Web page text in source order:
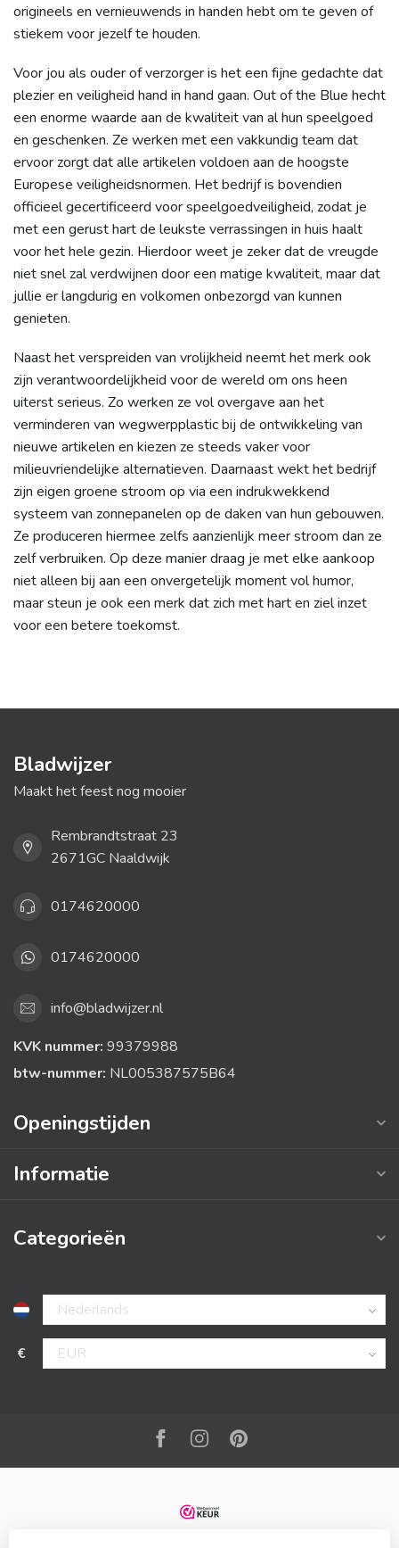
origineels en vernieuwends in handen hebt om te geven of
stiekem voor jezelf te houden.
Voor jou als ouder of verzorger is het een fijne gedachte dat
plezier en veiligheid hand in hand gaan. Out of the Blue hecht
een enorme waarde aan de kwaliteit van al hun speelgoed
en geschenken. Ze werken met een vakkundig team dat
ervoor zorgt dat alle artikelen voldoen aan de hoogste
Europese veiligheidsnormen. Het bedrijf is bovendien
officieel gecertificeerd voor speelgoedveiligheid, zodat je
met een gerust hart de leukste verrassingen in huis haalt
voor het hele gezin. Hierdoor weet je zeker dat de vreugde
niet snel zal verdwijnen door een matige kwaliteit, maar dat
jullie er langdurig en volkomen onbezorgd van kunnen
genieten.
Naast het verspreiden van vrolijkheid neemt het merk ook
zijn verantwoordelijkheid voor de wereld om ons heen
uiterst serieus. Zo werken ze vol overgave aan het
verminderen van wegwerpplastic bij de ontwikkeling van
nieuwe artikelen en kiezen ze steeds vaker voor
milieuvriendelijke alternatieven. Daarnaast wekt het bedrijf
zijn eigen groene stroom op via een indrukwekkend
systeem van zonnepanelen op de daken van hun gebouwen.
Ze produceren hiermee zelfs aanzienlijk meer stroom dan ze
zelf verbruiken. Op deze manier draag je met elke aankoop
niet alleen bij aan een onvergetelijk moment vol humor,
maar steun je ook een merk dat zich met hart en ziel inzet
voor een betere toekomst.
Bladwijzer
Maakt het feest nog mooier
Rembrandtstraat 23
2671GC Naaldwijk
0174620000
0174620000
info@bladwijzer.nl
KVK nummer: 99379988
btw-nummer: NL005387575B64
Openingstijden
Informatie
Categorieën
€